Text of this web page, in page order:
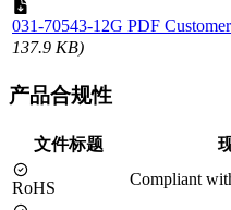
031-70543-12G PDF
137.9 KB)
产品合规性
文件标题
RoHS Compliant